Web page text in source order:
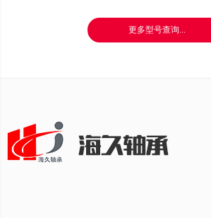
更多型号查询...